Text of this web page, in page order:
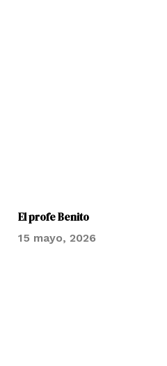
El profe Benito
15 mayo, 2026